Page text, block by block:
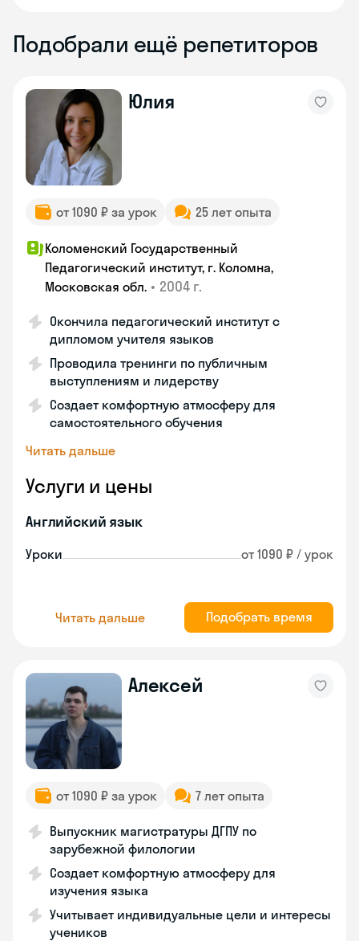
Подобрали ещё репетиторов
Юлия
от 1090 ₽ за урок 25 лет опыта
Коломенский Государственный
Педагогический институт, г. Коломна,
Московская обл. • 2004 г.
Окончила педагогический институт с
дипломом учителя языков
Проводила тренинги по публичным
выступлениям и лидерству
Создает комфортную атмосферу для
самостоятельного обучения
Читать дальше
Услуги и цены
Английский язык
Уроки от 1090 ₽ / урок
Читать дальше Подобрать время
Алексей
от 1090 ₽ за урок 7 лет опыта
Выпускник магистратуры ДГПУ по
зарубежной филологии
Создает комфортную атмосферу для
изучения языка
Учитывает индивидуальные цели и интересы
учеников